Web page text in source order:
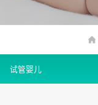
试管婴儿